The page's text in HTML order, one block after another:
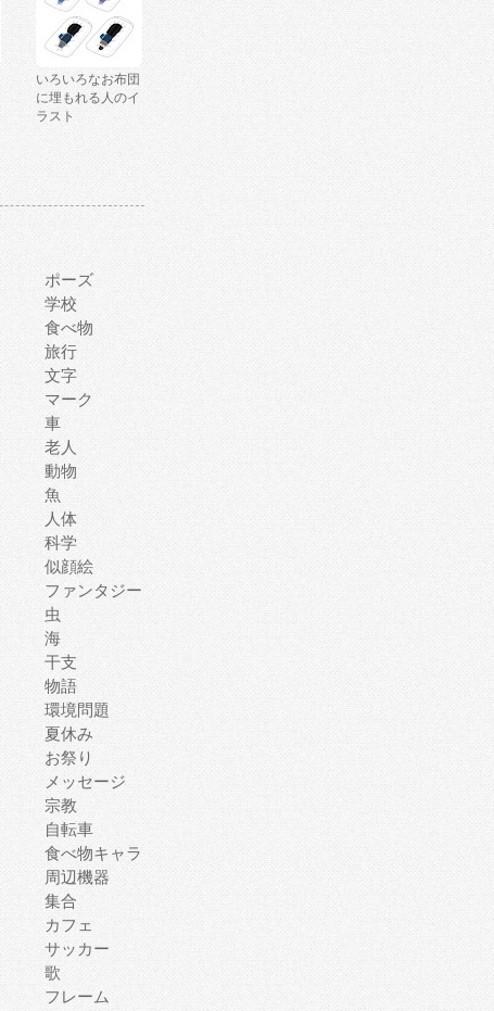
いろいろなお布団
に埋もれる人のイ
ラスト
ポーズ
学校
食べ物
旅行
文字
マーク
車
老人
動物
魚
人体
科学
似顔絵
ファンタジー
虫
海
干支
物語
環境問題
夏休み
お祭り
メッセージ
宗教
自転車
食べ物キャラ
周辺機器
集合
カフェ
サッカー
歌
フレーム